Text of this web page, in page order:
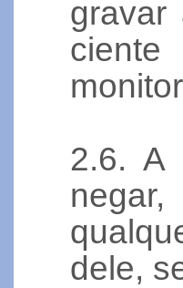
gravar
2.6. A
dele,